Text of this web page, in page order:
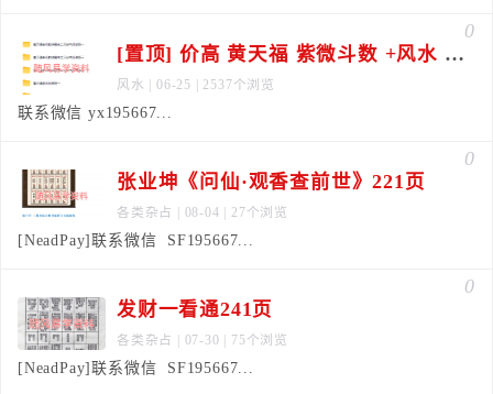
0
[置顶] 价高 黄天福 紫微斗数 +风水 师资班合集
风水 | 06-25 | 2537个浏览
联系微信 yx195667...
0
张业坤《问仙·观香查前世》221页
各类杂占 | 08-04 | 27个浏览
[NeadPay]联系微信 SF195667...
0
发财一看通241页
各类杂占 | 07-30 | 75个浏览
[NeadPay]联系微信 SF195667...